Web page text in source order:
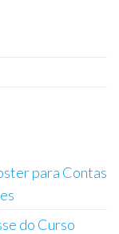
para Contas
do Curso